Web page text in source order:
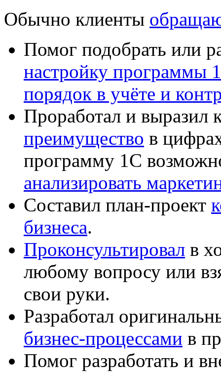
Обычно клиенты
Помог подобрать или
настройку программы
порядок в учёте и
Проработал и выразил
преимущество в
программу 1С
анализировать
Составил план-проект
бизнеса.
Проконсультировал в
любому вопросу или
свои руки.
Разработал
бизнес-процессами в
Помог разработать и